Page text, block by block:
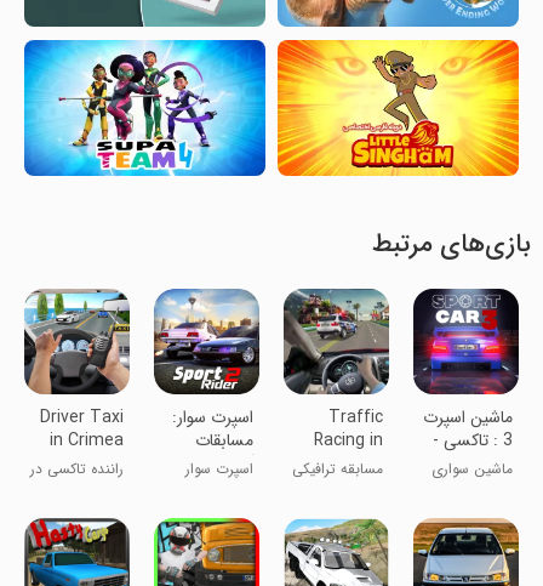
بازی‌های مرتبط
‏‏‏‏‏ماشین اسپرت
3 : تاکسی -
پلیس
ماشین سواری
Traffic
Racing in
Car
مسابقه ترافیکی
‏‏اسپرت سوار:
مسابقات
آنلاین
اسپرت سوار
Driver Taxi
in Crimea
راننده تاکسی در